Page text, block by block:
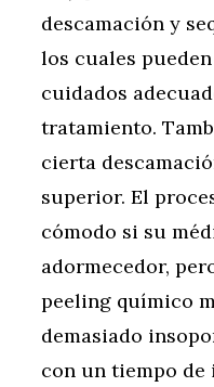
descamación y
los cuales
cuidados
tratamiento.
cierta
superior. El
cómodo si su
adormecedor,
peeling químico
demasiado
con un tiempo